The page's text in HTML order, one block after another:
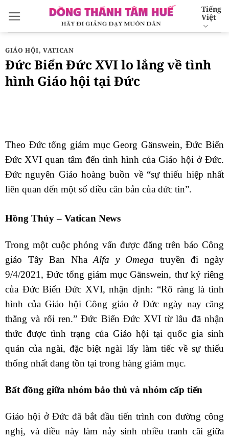
qua
nội
dung
Tiếng
Việt
GIÁO HỘI,VATICAN
Đức Biển Đức XVI lo lắng về tình
hình Giáo hội tại Đức
Theo Đức tổng giám mục Georg Gänswein, Đức Biển
Đức XVI quan tâm đến tình hình của Giáo hội ở Đức.
Đức nguyên Giáo hoàng buồn về “sự thiếu hiệp nhất
liên quan đến một số điều căn bản của đức tin”.
Hồng Thủy – Vatican News
Trong một cuộc phỏng vấn được đăng trên báo Công
giáo Tây Ban NhaAlfa y Omega truyền đi ngày
9/4/2021, Đức tổng giám mục Gänswein, thư ký riêng
của Đức Biển Đức XVI, nhận định: “Rõ ràng là tình
hình của Giáo hội Công giáo ở Đức ngày nay căng
thẳng và rối ren.” Đức Biển Đức XVI từ lâu đã nhận
thức được tình trạng của Giáo hội tại quốc gia sinh
quán của ngài, đặc biệt ngài lấy làm tiếc về sự thiếu
thống nhất đang tồn tại trong hàng giám mục.
Bất đồng giữa nhóm bảo thủ và nhóm cấp tiến
Giáo hội ở Đức đã bắt đầu tiến trình con đường công
nghị, và điều này làm nảy sinh nhiều tranh cãi giữa